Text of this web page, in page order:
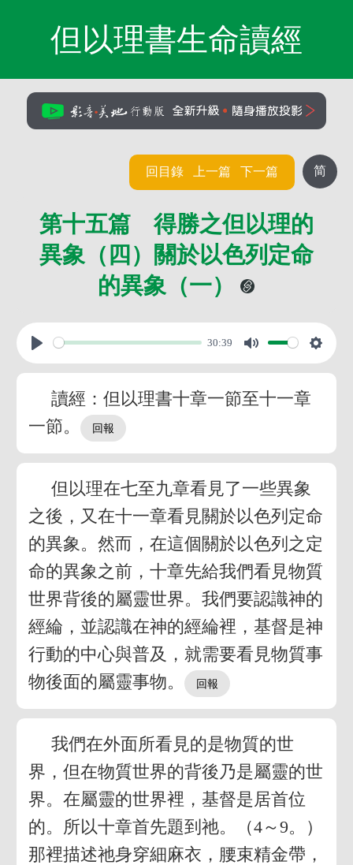
但以理書生命讀經
简
回目錄 上一篇 下一篇
第十五篇 得勝之但以理的
異象（四）關於以色列定命
的異象（一）
30:39
讀經：但以理書十章一節至十一章
一節。
但以理在七至九章看見了一些異象
之後，又在十一章看見關於以色列定命
的異象。然而，在這個關於以色列之定
命的異象之前，十章先給我們看見物質
世界背後的屬靈世界。我們要認識神的
經綸，並認識在神的經綸裡，基督是神
行動的中心與普及，就需要看見物質事
物後面的屬靈事物。
我們在外面所看見的是物質的世
界，但在物質世界的背後乃是屬靈的世
界。在屬靈的世界裡，基督是居首位
的。所以十章首先題到祂。（4～9。）
那裡描述祂身穿細麻衣，腰束精金帶，